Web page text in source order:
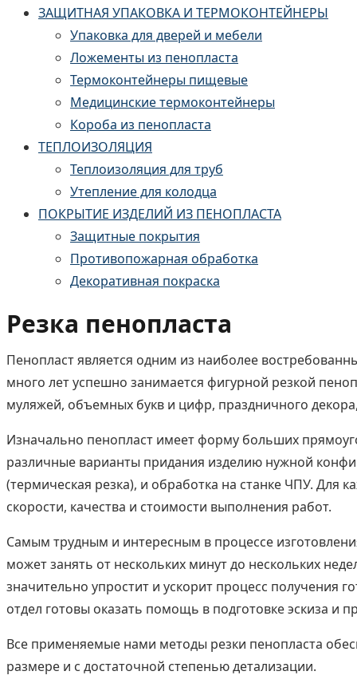
ЗАЩИТНАЯ УПАКОВКА И ТЕРМОКОНТЕЙНЕРЫ
Упаковка для дверей и мебели
Ложементы из пенопласта
Термоконтейнеры пищевые
Медицинские термоконтейнеры
Короба из пенопласта
ТЕПЛОИЗОЛЯЦИЯ
Теплоизоляция для труб
Утепление для колодца
ПОКРЫТИЕ ИЗДЕЛИЙ ИЗ ПЕНОПЛАСТА
Защитные покрытия
Противопожарная обработка
Декоративная покраска
Резка пенопласта
Пенопласт является одним из наиболее
много лет успешно занимается фигурной резкой
муляжей, объемных букв и цифр, праздничного
Изначально пенопласт имеет форму больших
различные варианты придания изделию нужной
(термическая резка), и обработка на станке ЧПУ.
скорости, качества и стоимости выполнения работ.
Самым трудным и интересным в процессе
может занять от нескольких минут до нескольких
значительно упростит и ускорит процесс получения
отдел готовы оказать помощь в подготовке эскиза и
Все применяемые нами методы резки пенопласта
размере и с достаточной степенью детализации.